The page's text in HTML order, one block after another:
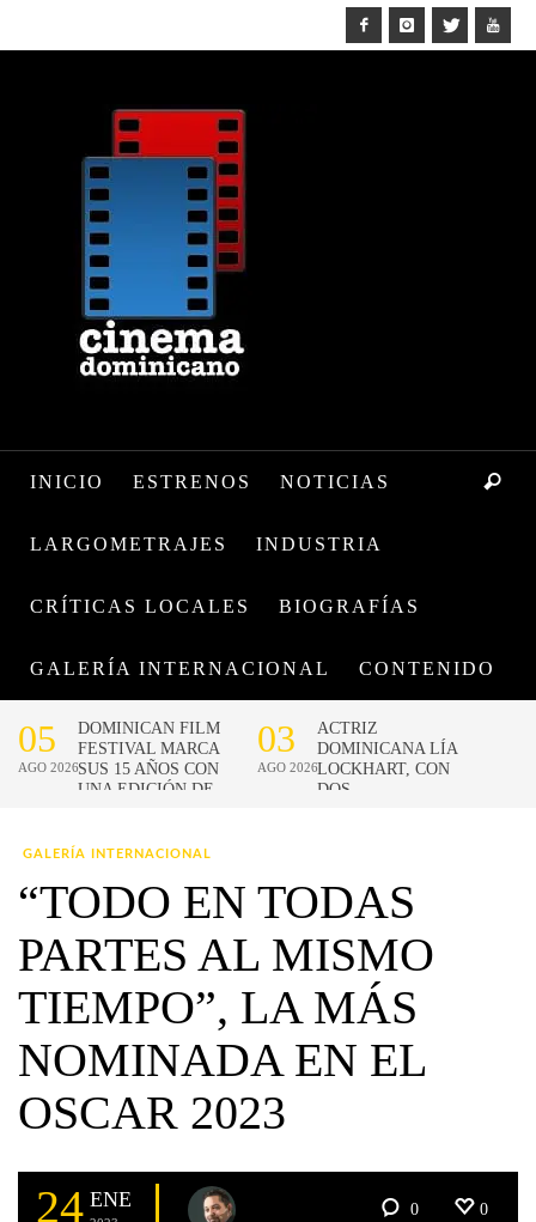
INICIO ESTRENOS NOTICIAS
LARGOMETRAJES INDUSTRIA
CRÍTICAS LOCALES BIOGRAFÍAS
GALERÍA INTERNACIONAL CONTENIDO
GALERÍA INTERNACIONAL
“TODO EN TODAS
PARTES AL MISMO
TIEMPO”, LA MÁS
NOMINADA EN EL
OSCAR 2023
24 ENE 0 0